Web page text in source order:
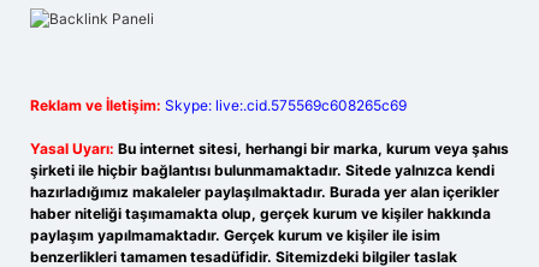
Reklam ve İletişim: Skype: live:.cid.575569c608265c69
Yasal Uyarı: Bu internet sitesi, herhangi bir marka, kurum veya şahıs
şirketi ile hiçbir bağlantısı bulunmamaktadır. Sitede yalnızca kendi
hazırladığımız makaleler paylaşılmaktadır. Burada yer alan içerikler
haber niteliği taşımamakta olup, gerçek kurum ve kişiler hakkında
paylaşım yapılmamaktadır. Gerçek kurum ve kişiler ile isim
benzerlikleri tamamen tesadüfidir. Sitemizdeki bilgiler taslak